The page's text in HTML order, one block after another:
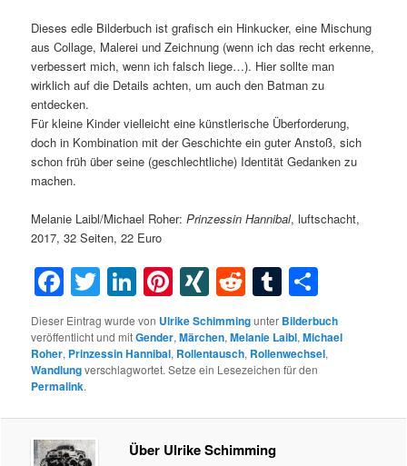
Dieses edle Bilderbuch ist grafisch ein Hinkucker, eine Mischung
aus Collage, Malerei und Zeichnung (wenn ich das recht erkenne,
verbessert mich, wenn ich falsch liege…). Hier sollte man
wirklich auf die Details achten, um auch den Batman zu
entdecken.
Für kleine Kinder vielleicht eine künstlerische Überforderung,
doch in Kombination mit der Geschichte ein guter Anstoß, sich
schon früh über seine (geschlechtliche) Identität Gedanken zu
machen.
Melanie Laibl/Michael Roher:Prinzessin Hannibal, luftschacht,
2017, 32 Seiten, 22 Euro
Facebook
Twitter
LinkedIn
Pinterest
XINGRedditTumblr
Dieser Eintrag wurde von Ulrike Schimmingunter Bilderbuch
veröffentlicht und mitGender,Märchen,Melanie Laibl,Michael
Roher, Prinzessin Hannibal, Rollentausch, Rollenwechsel,
Wandlungverschlagwortet. Setze ein Lesezeichen für den
Permalink.
Über Ulrike Schimming